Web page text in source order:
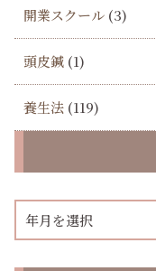
開業スクール (3)
頭皮鍼 (1)
養生法 (119)